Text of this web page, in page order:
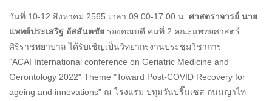
วันที่ 10-12 สิงหาคม 2565 เวลา 09.00-17.00 น. ศาสตราจารย์ นาย
แพทย์ประเสริฐ อัสสันตชัย รองคณบดี คนที่ 2 คณะแพทยศาสตร์
ศิริราชพยาบาล ได้รับเชิญเป็นวิทยากรงานประชุมวิชาการ
"ACAI International conference on Geriatric Medicine and
Gerontology 2022" Theme "Toward Post-COVID Recovery for
ageing and innovations" ณ โรงแรม ปทุมวันปริ๊นเซส ถนนญาไท